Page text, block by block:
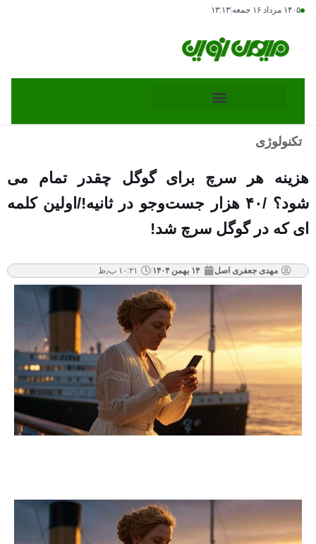
۱۴۰۵ مرداد ۱۶ جمعه ۱۳:۱۳
تکنولوژی
هزینه هر سرچ برای گوگل چقدر تمام می
شود؟ /۴۰ هزار جست‌و‌جو در ثانیه!/اولین کلمه
ای که در گوگل سرچ شد!
مهدی جعفری اصل ۱۴ بهمن ۱۴۰۴ ۱۰:۲۱ ب٫ظ